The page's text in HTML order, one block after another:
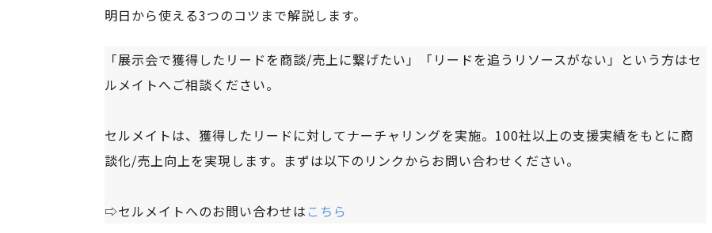
明日から使える3つのコツまで解説します。
「展示会で獲得したリードを商談/売上に繋げたい」「リードを追うリソースがない」という方はセ
ルメイトへご相談ください。
セルメイトは、獲得したリードに対してナーチャリングを実施。100社以上の支援実績をもとに商
談化/売上向上を実現します。まずは以下のリンクからお問い合わせください。
⇨セルメイトへのお問い合わせは こちら